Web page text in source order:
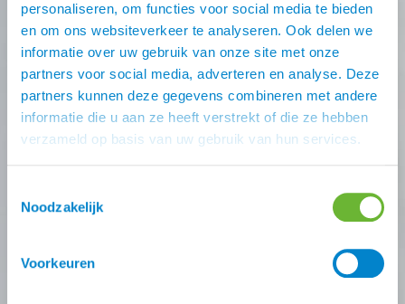
personaliseren, om functies voor social media te bieden
en om ons websiteverkeer te analyseren. Ook delen we
informatie over uw gebruik van onze site met onze
partners voor social media, adverteren en analyse. Deze
partners kunnen deze gegevens combineren met andere
informatie die u aan ze heeft verstrekt of die ze hebben
verzameld op basis van uw gebruik van hun services.
Noodzakelijk
Voorkeuren
Nooit meer de beste Atorka
deals missen?
Schrijf je in voor één (of meer) van onze nieuwsbrieven!
Atorka algemeen